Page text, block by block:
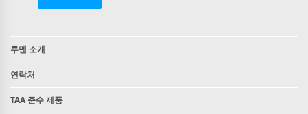
루멘 소개
연락처
TAA 준수 제품